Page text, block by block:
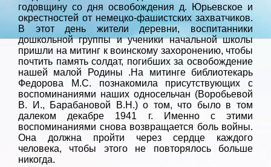
годовщину со дня освобождения д. Юрьевское и
окрестностей от немецко-фашистских захватчиков.
В этот день жители деревни, воспитанники
дошкольной группы и ученики начальной школы
пришли на митинг к воинскому захоронению, чтобы
почтить память солдат, погибших за освобождение
нашей малой Родины .На митинге библиотекарь
Федорова М.С. познакомила присутствующих с
воспоминаниями наших односельчан (Воробьевой
В. И., Барабановой В.Н.) о том, что было в том
далеком декабре 1941 г. Именно с этими
воспоминаниями снова возвращается боль войны.
Она должна пройти через сердце каждого
человека, чтобы этого не повторялось больше
никогда.